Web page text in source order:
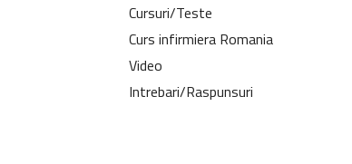
Cursuri/Teste
Curs infirmiera Romania
Video
Intrebari/Raspunsuri